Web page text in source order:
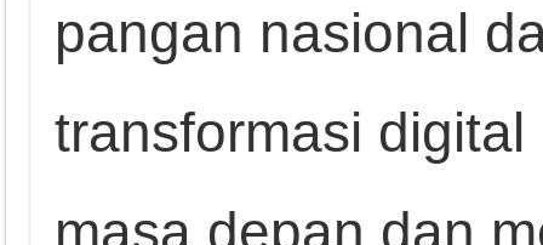
pangan nasional
transformasi
masa depan dan